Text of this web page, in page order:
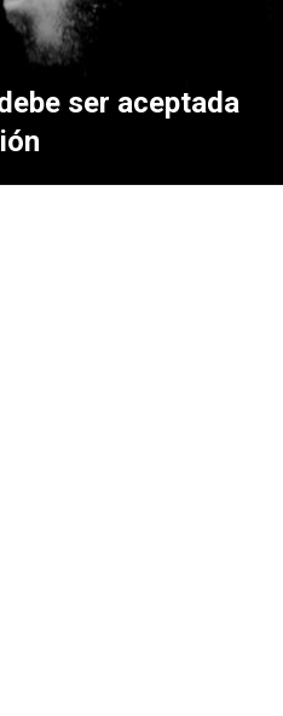
ser aceptada